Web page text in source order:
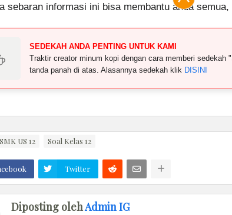
sebaran informasi ini bisa membantu anda
SEDEKAH ANDA PENTING UNTUK KAMI
Traktir creator minum kopi dengan cara memberi sedekah
tanda panah di atas. Alasannya sedekah klik DISINI
SMK US 12 Soal Kelas 12
Twitter
Diposting olehAdmin IG